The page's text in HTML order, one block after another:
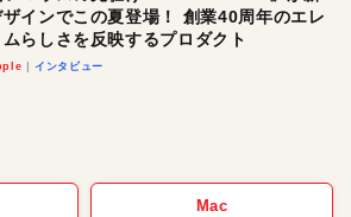
ザインでこの夏登場！ 創業40周年のエレ
ムらしさを反映するプロダクト
インタビュー
Mac